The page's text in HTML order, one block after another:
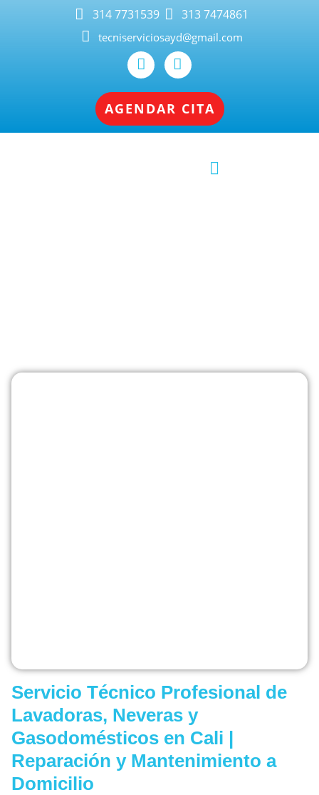
314 7731539 313 7474861
tecniserviciosayd@gmail.com
AGENDAR CITA
Servicio Técnico Profesional de
Lavadoras, Neveras y
Gasodomésticos en Cali |
Reparación y Mantenimiento a
Domicilio